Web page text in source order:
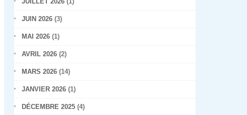
JUIN 2026 (3)
MAI 2026 (1)
AVRIL 2026 (2)
MARS 2026 (14)
JANVIER 2026 (1)
DÉCEMBRE 2025 (4)